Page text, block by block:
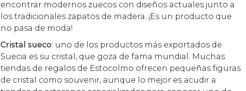
encontrar modernos zuecos con diseños actuales junto a
los tradicionales zapatos de madera. ¡Es un producto que
no pasa de moda!
Cristal sueco: uno de los productos más exportados de
Suecia es su cristal, que goza de fama mundial. Muchas
tiendas de regalos de Estocolmo ofrecen pequeñas figuras
de cristal como souvenir, aunque lo mejor es acudir a